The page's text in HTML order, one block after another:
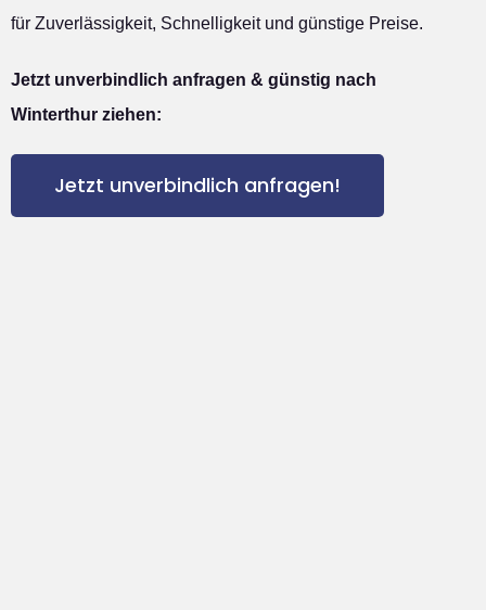
für Zuverlässigkeit, Schnelligkeit und günstige Preise.
Jetzt unverbindlich anfragen & günstig nach
Winterthur ziehen:
Jetzt unverbindlich anfragen!